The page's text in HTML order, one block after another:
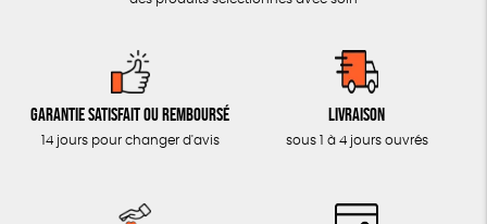
CUISINE / NUTRITION
ACCESSOIRES
Garantie satisfait ou remboursé
14 jours pour changer d'avis
Livraison
sous 1 à 4 jours ouvrés